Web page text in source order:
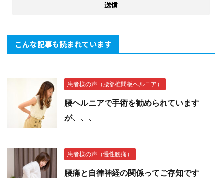
こんな記事も読まれています
患者様の声（腰部椎間板ヘルニア）
腰ヘルニアで手術を勧められています
が、、、
患者様の声（慢性腰痛）
腰痛と自律神経の関係ってご存知です